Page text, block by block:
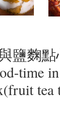
鹽麴
time
tea